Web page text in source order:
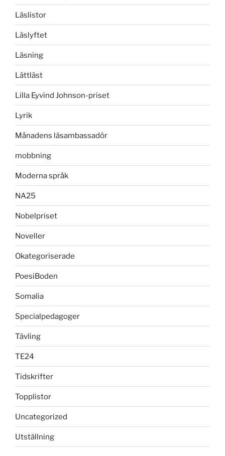
Läslistor
Läslyftet
Läsning
Lättläst
Lilla Eyvind Johnson-priset
Lyrik
Månadens läsambassadör
mobbning
Moderna språk
NA25
Nobelpriset
Noveller
Okategoriserade
PoesiBoden
Somalia
Specialpedagoger
Tävling
TE24
Tidskrifter
Topplistor
Uncategorized
Utställning